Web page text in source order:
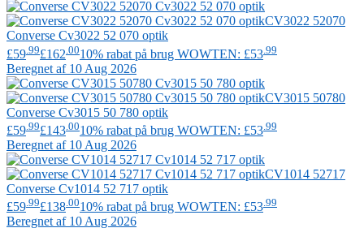
CV3022 52070
Converse Cv3022 52 070 optik
£59 .99£162 .0010% rabat på brug WOWTEN: £53 .99
Beregnet af 10 Aug 2026
CV3015 50780
Converse Cv3015 50 780 optik
£59 .99£143 .0010% rabat på brug WOWTEN: £53 .99
Beregnet af 10 Aug 2026
CV1014 52717
Converse Cv1014 52 717 optik
£59.99£138.0010% rabat på brug WOWTEN: £53.99
Beregnet af 10 Aug 2026